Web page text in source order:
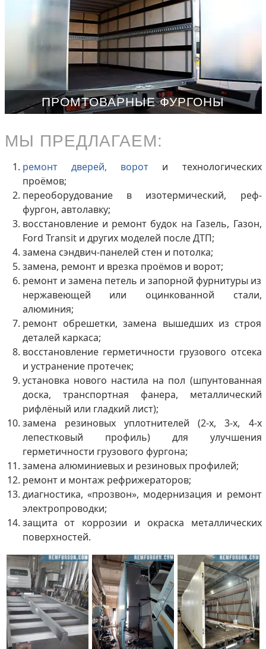
ПРОМТОВАРНЫЕ ФУРГОНЫ
МЫ ПРЕДЛАГАЕМ:
ремонт дверей, ворот и технологических
проёмов;
переоборудование в изотермический, реф-
фургон, автолавку;
восстановление и ремонт будок на Газель, Газон,
Ford Transit и других моделей после ДТП;
замена сэндвич-панелей стен и потолка;
замена, ремонт и врезка проёмов и ворот;
ремонт и замена петель и запорной фурнитуры из
нержавеющей или оцинкованной стали,
алюминия;
ремонт обрешетки, замена вышедших из строя
деталей каркаса;
восстановление герметичности грузового отсека
и устранение протечек;
установка нового настила на пол (шпунтованная
доска, транспортная фанера, металлический
рифлёный или гладкий лист);
замена резиновых уплотнителей (2-х, 3-х, 4-х
лепестковый профиль) для улучшения
герметичности грузового фургона;
замена алюминиевых и резиновых профилей;
ремонт и монтаж рефрижераторов;
диагностика, «прозвон», модернизация и ремонт
электропроводки;
защита от коррозии и окраска металлических
поверхностей.